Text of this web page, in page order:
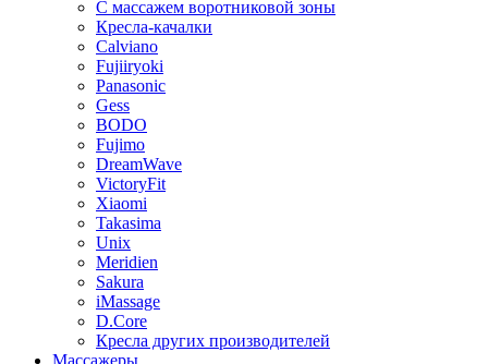
С массажем воротниковой зоны
Кресла-качалки
Calviano
Fujiiryoki
Panasonic
Gess
BODO
Fujimo
DreamWave
VictoryFit
Xiaomi
Takasima
Unix
Meridien
Sakura
iMassage
D.Core
Кресла других производителей
Массажеры